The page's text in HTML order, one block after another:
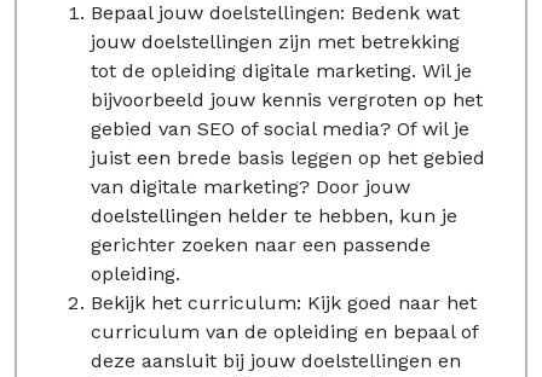
Bepaal jouw doelstellingen: Bedenk wat
jouw doelstellingen zijn met betrekking
tot de opleiding digitale marketing. Wil je
bijvoorbeeld jouw kennis vergroten op het
gebied van SEO of social media? Of wil je
juist een brede basis leggen op het gebied
van digitale marketing? Door jouw
doelstellingen helder te hebben, kun je
gerichter zoeken naar een passende
opleiding.
Bekijk het curriculum: Kijk goed naar het
curriculum van de opleiding en bepaal of
deze aansluit bij jouw doelstellingen en